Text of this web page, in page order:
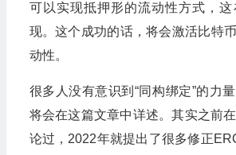
可以实现抵押形的流动性方式，这
现。这个成功的话，将会激活比特
动性。
很多人没有意识到“同构绑定”的力
将会在这篇文章中详述。其实之前
论过，2022年就提出了很多修正